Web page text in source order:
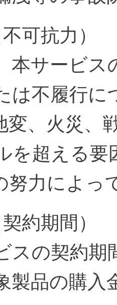
可抗力）
本サービス
は不履行に
変、火災、
を超える
努力によっ
約期間）
スの契約期
製品の購入